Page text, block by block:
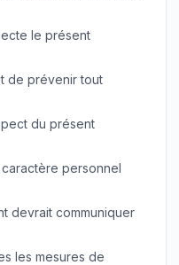
le présent
de prévenir tout
du présent
personnel
devrait communiquer
les mesures de